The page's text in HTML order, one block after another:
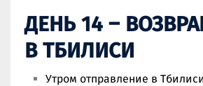
ДЕНЬ 14 –
В ТБИЛИСИ
Утром отправление в